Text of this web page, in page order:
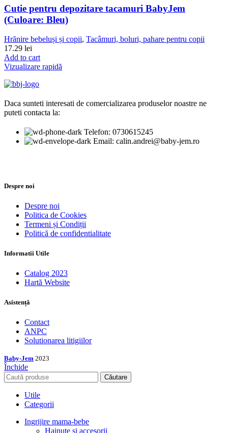
Cutie pentru depozitare tacamuri BabyJem
(Culoare: Bleu)
Hrănire bebeluși și copii, Tacâmuri, boluri, pahare pentru copii
17.29 lei
Add to cart
Vizualizare rapidă
Daca sunteti interesati de comercializarea produselor noastre ne
puteti contacta la:
Telefon: 0730615245
Email: calin.andrei@baby-jem.ro
Despre noi
Despre noi
Politica de Cookies
Termeni și Condiții
Politică de confidentialitate
Informatii Utile
Catalog 2023
Hartă Website
Asistență
Contact
ANPC
Solutionarea litigiilor
Baby-Jem 2023
Închide
Căutare
Utile
Categorii
Ingrijire mama-bebe
Hainute si accesorii